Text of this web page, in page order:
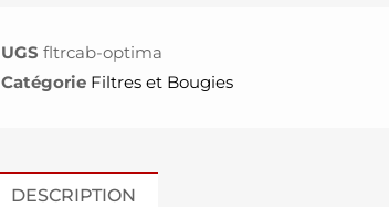
UGSfltrcab-optima
Catégorie Filtres et Bougies
DESCRIPTION